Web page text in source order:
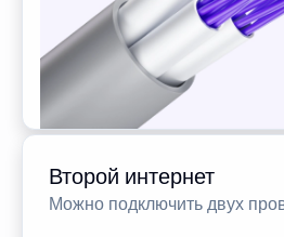
Второй интернет
Можно подключить двух